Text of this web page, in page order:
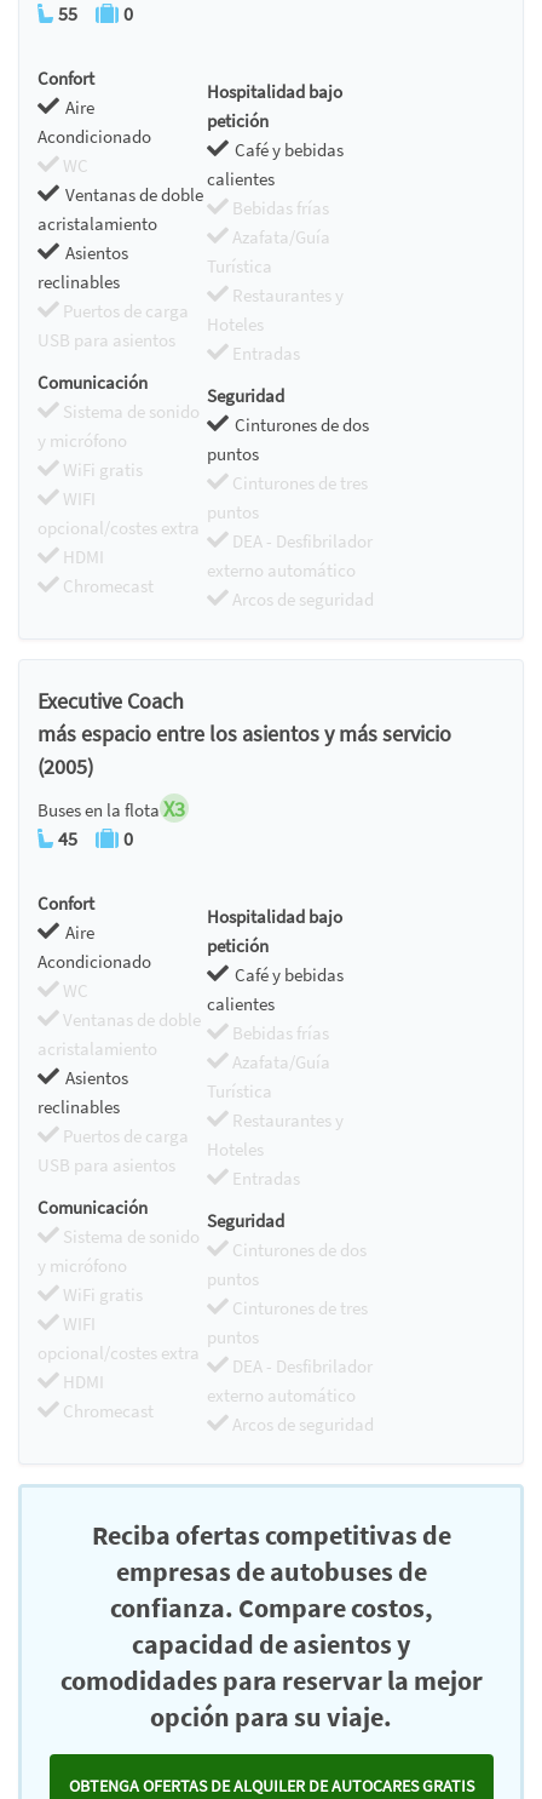
55 0
Confort
Aire
Acondicionado
WC
Ventanas de doble
acristalamiento
Asientos
reclinables
Puertos de carga
USB para asientos
Hospitalidad bajo
petición
Café y bebidas
calientes
Bebidas frías
Azafata/Guía
Turística
Restaurantes y
Hoteles
Entradas
Comunicación
Sistema de sonido
y micrófono
WiFi gratis
WIFI
opcional/costes extra
HDMI
Chromecast
Seguridad
Cinturones de dos
puntos
Cinturones de tres
puntos
DEA - Desfibrilador
externo automático
Arcos de seguridad
Executive Coach
más espacio entre los asientos y más servicio
(2005)
Buses en la flota X3
45 0
Confort
Aire
Acondicionado
WC
Ventanas de doble
acristalamiento
Asientos
reclinables
Puertos de carga
USB para asientos
Hospitalidad bajo
petición
Café y bebidas
calientes
Bebidas frías
Azafata/Guía
Turística
Restaurantes y
Hoteles
Entradas
Comunicación
Sistema de sonido
y micrófono
WiFi gratis
WIFI
opcional/costes extra
HDMI
Chromecast
Seguridad
Cinturones de dos
puntos
Cinturones de tres
puntos
DEA - Desfibrilador
externo automático
Arcos de seguridad
Reciba ofertas competitivas de
empresas de autobuses de
confianza. Compare costos,
capacidad de asientos y
comodidades para reservar la mejor
opción para su viaje.
OBTENGA OFERTAS DE ALQUILER DE AUTOCARES GRATIS